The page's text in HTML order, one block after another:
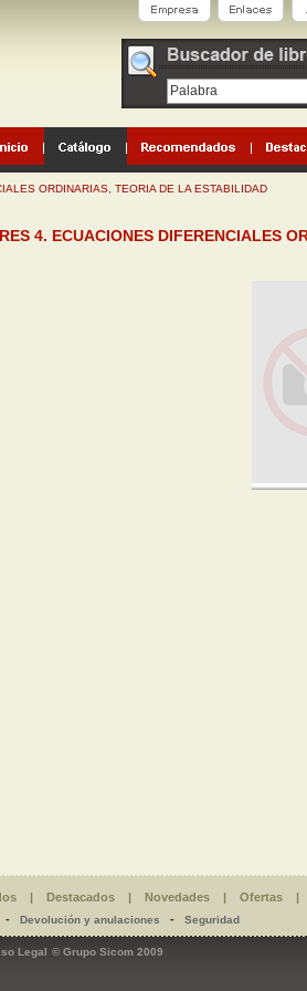
ORDINARIAS, TEORIA DE LA ESTABILIDAD
4. ECUACIONES DIFERENCIALES
| Destacados| Novedades| Ofertas|
Devolución y anulaciones - Seguridad
Legal © Grupo Sicom 2009